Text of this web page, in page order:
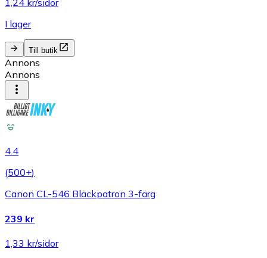
1,24 kr/sidor
I lager
Till butik
Annons
Annons
4.4
(500+)
Canon CL-546 Bläckpatron 3-färg
239 kr
1,33 kr/sidor